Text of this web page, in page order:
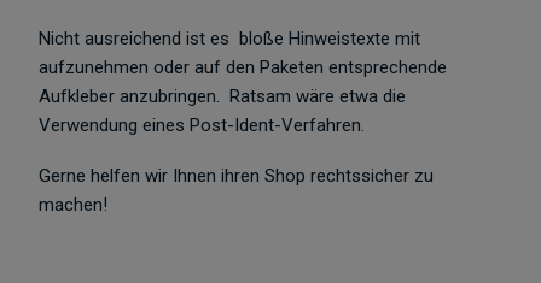
Nicht ausreichend ist es bloße Hinweistexte mit
aufzunehmen oder auf den Paketen entsprechende
Aufkleber anzubringen. Ratsam wäre etwa die
Verwendung eines Post-Ident-Verfahren.
Gerne helfen wir Ihnen ihren Shop rechtssicher zu
machen!